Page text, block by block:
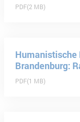
PDF 2 MB
Humanistische
Brandenburg:
PDF 1 MB